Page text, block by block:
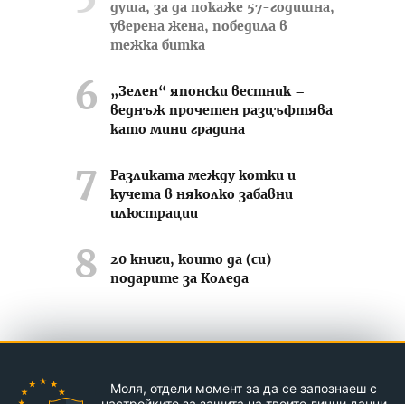
душа, за да покаже 57-годишна,
уверена жена, победила в
тежка битка
„Зелен“ японски вестник –
веднъж прочетен разцъфтява
като мини градина
Разликата между котки и
кучета в няколко забавни
илюстрации
20 книги, които да (си)
подарите за Коледа
Контакти За нас Реклама
Моля, отдели момент за да се запознаеш с